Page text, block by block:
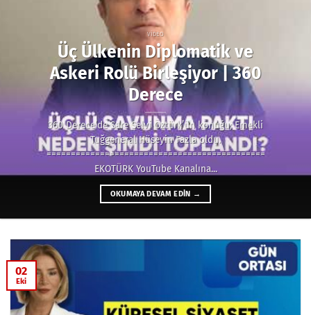
VIDEO
Üç Ülkenin Diplomatik ve
Askeri Rolü Birleşiyor | 360
Derece
360 Derece’de Sare Selvi Öztürk’ün konuğu; Emekli
Tuğgeneral Hüseyin Fazla oldu.
EKOTÜRK YouTube Kanalına...
OKUMAYA DEVAM EDIN →
02
Eki